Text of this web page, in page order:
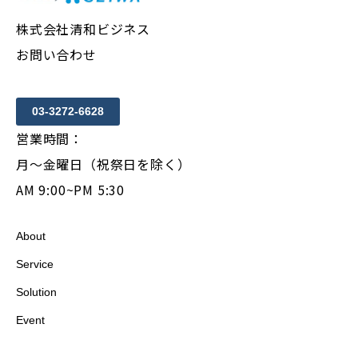
株式会社清和ビジネス
お問い合わせ
03-3272-6628
営業時間：
月〜金曜日（祝祭日を除く）
AM 9:00~PM 5:30
About
Service
Solution
Event